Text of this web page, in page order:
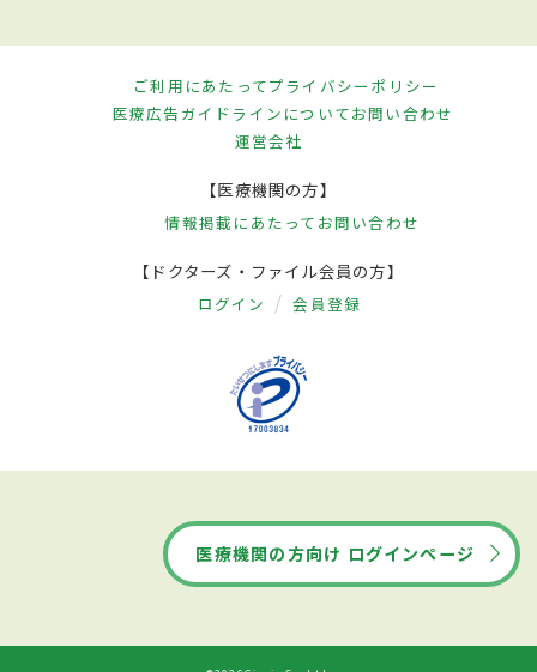
ご利用にあたってプライバシーポリシー
医療広告ガイドラインについてお問い合わせ
運営会社
【医療機関の方】
情報掲載にあたって お問い合わせ
【ドクターズ・ファイル会員の方】
ログイン 会員登録
医療機関の方向け ログインページ